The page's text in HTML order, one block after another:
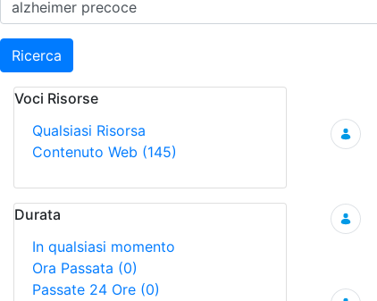
Ricerca
Voci Risorse
Qualsiasi Risorsa
Contenuto Web (145)
Durata
In qualsiasi momento
Ora Passata (0)
Passate 24 Ore (0)
Ricerca